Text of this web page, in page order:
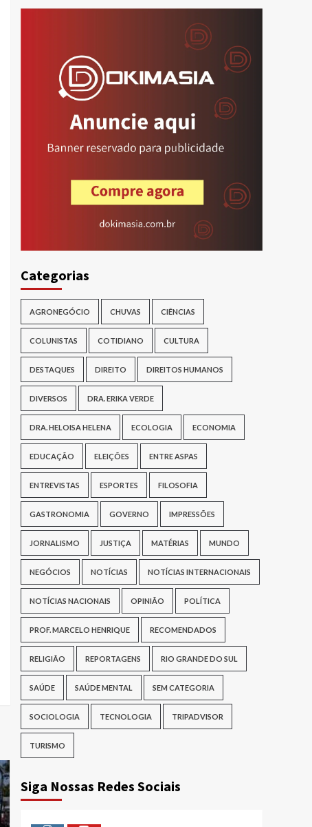
Categorias
AGRONEGÓCIO CHUVAS CIÊNCIAS
COLUNISTAS COTIDIANO CULTURA
DESTAQUES DIREITO DIREITOS HUMANOS
DIVERSOS DRA. ERIKA VERDE
DRA. HELOISA HELENA ECOLOGIA ECONOMIA
EDUCAÇÃO ELEIÇÕES ENTRE ASPAS
ENTREVISTAS ESPORTES FILOSOFIA
GASTRONOMIA GOVERNO IMPRESSÕES
JORNALISMO JUSTIÇA MATÉRIAS MUNDO
NEGÓCIOS NOTÍCIAS NOTÍCIAS INTERNACIONAIS
NOTÍCIAS NACIONAIS OPINIÃO POLÍTICA
PROF. MARCELO HENRIQUE RECOMENDADOS
RELIGIÃO REPORTAGENS RIO GRANDE DO SUL
SAÚDE SAÚDE MENTAL SEM CATEGORIA
SOCIOLOGIA TECNOLOGIA TRIPADVISOR
TURISMO
Siga Nossas Redes Sociais